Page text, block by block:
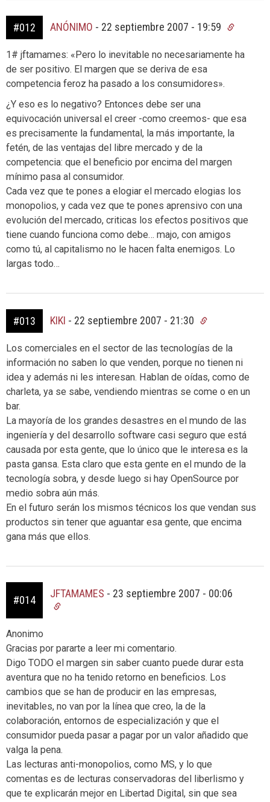
#012 ANÓNIMO - 22 septiembre 2007 - 19:59
1# jftamames: «Pero lo inevitable no necesariamente ha
de ser positivo. El margen que se deriva de esa
competencia feroz ha pasado a los consumidores».
¿Y eso es lo negativo? Entonces debe ser una
equivocación universal el creer -como creemos- que esa
es precisamente la fundamental, la más importante, la
fetén, de las ventajas del libre mercado y de la
competencia: que el beneficio por encima del margen
mínimo pasa al consumidor.
Cada vez que te pones a elogiar el mercado elogias los
monopolios, y cada vez que te pones aprensivo con una
evolución del mercado, criticas los efectos positivos que
tiene cuando funciona como debe… majo, con amigos
como tú, al capitalismo no le hacen falta enemigos. Lo
largas todo…
#013 KIKI - 22 septiembre 2007 - 21:30
Los comerciales en el sector de las tecnologías de la
información no saben lo que venden, porque no tienen ni
idea y además ni les interesan. Hablan de oídas, como de
charleta, ya se sabe, vendiendo mientras se come o en un
bar.
La mayoría de los grandes desastres en el mundo de las
ingeniería y del desarrollo software casi seguro que está
causada por esta gente, que lo único que le interesa es la
pasta gansa. Esta claro que esta gente en el mundo de la
tecnología sobra, y desde luego si hay OpenSource por
medio sobra aún más.
En el futuro serán los mismos técnicos los que vendan sus
productos sin tener que aguantar esa gente, que encima
gana más que ellos.
#014
JFTAMAMES - 23 septiembre 2007 - 00:06
Anonimo
Gracias por pararte a leer mi comentario.
Digo TODO el margen sin saber cuanto puede durar esta
aventura que no ha tenido retorno en beneficios. Los
cambios que se han de producir en las empresas,
inevitables, no van por la línea que creo, la de la
colaboración, entornos de especialización y que el
consumidor pueda pasar a pagar por un valor añadido que
valga la pena.
Las lecturas anti-monopolios, como MS, y lo que
comentas es de lecturas conservadoras del liberlismo y
que te explicarán mejor en Libertad Digital, sin que sea